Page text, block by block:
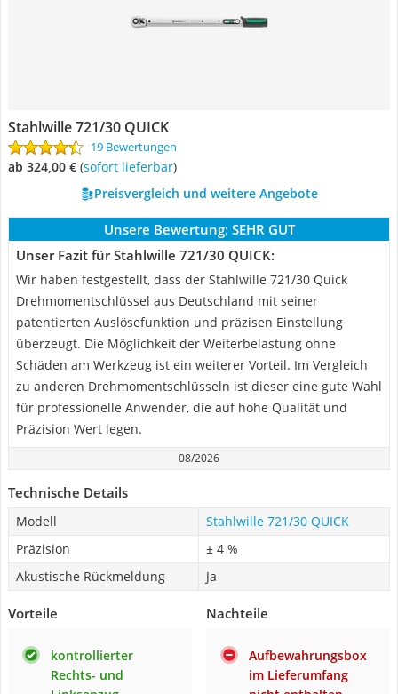
Stahlwille 721/30 QUICK
19 Bewertungen
ab 324,00 € ( Sofort lieferbar)
Preisvergleich und weitere Angebote
Unsere Bewertung: SEHR GUT
Unser Fazit für Stahlwille 721/30 QUICK:
Wir haben festgestellt, dass der Stahlwille 721/30 Quick
Drehmomentschlüssel aus Deutschland mit seiner
patentierten Auslösefunktion und präzisen Einstellung
überzeugt. Die Möglichkeit der Weiterbelastung ohne
Schäden am Werkzeug ist ein weiterer Vorteil. Im Vergleich
zu anderen Drehmomentschlüsseln ist dieser eine gute Wahl
für professionelle Anwender, die auf hohe Qualität und
Präzision Wert legen.
08/2026
Technische Details
Modell
Stahlwille 721/30 QUICK
Präzision
± 4 %
Akustische Rückmeldung
Ja
Vorteile
kontrollierter
Rechts- und
Nachteile
Aufbewahrungsbox
im Lieferumfang